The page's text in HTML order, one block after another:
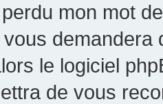
perdu mon mot
demandera
le logiciel
de vous